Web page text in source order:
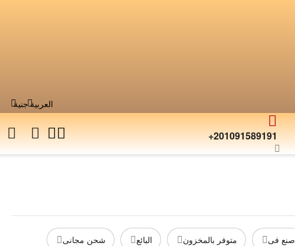
جنيةالعربية
+201091589191
صنع فى متوفر بالمخزون البائع شحن مجانى